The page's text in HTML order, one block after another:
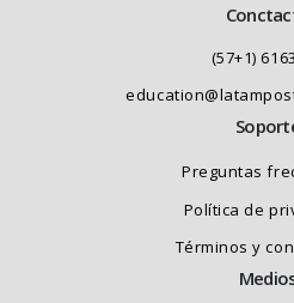
(57+1)
Preguntas
Política de
Términos y